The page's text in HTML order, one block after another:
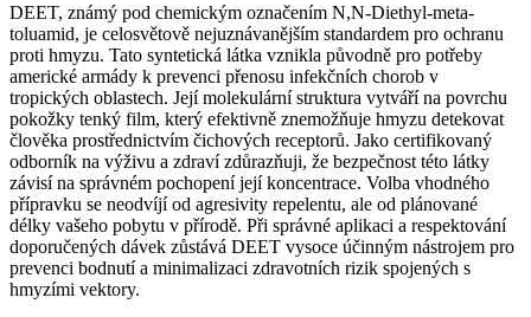
DEET, známý pod chemickým označením N,N-Diethyl-meta-
toluamid, je celosvětově nejuznávanějším standardem pro ochranu
proti hmyzu. Tato syntetická látka vznikla původně pro potřeby
americké armády k prevenci přenosu infekčních chorob v
tropických oblastech. Její molekulární struktura vytváří na povrchu
pokožky tenký film, který efektivně znemožňuje hmyzu detekovat
člověka prostřednictvím čichových receptorů. Jako certifikovaný
odborník na výživu a zdraví zdůrazňuji, že bezpečnost této látky
závisí na správném pochopení její koncentrace. Volba vhodného
přípravku se neodvíjí od agresivity repelentu, ale od plánované
délky vašeho pobytu v přírodě. Při správné aplikaci a respektování
doporučených dávek zůstává DEET vysoce účinným nástrojem pro
prevenci bodnutí a minimalizaci zdravotních rizik spojených s
hmyzími vektory.